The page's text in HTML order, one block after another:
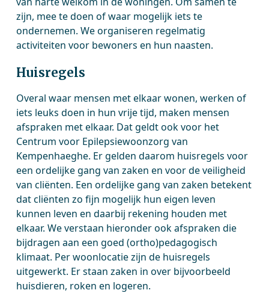
zijn, mee te doen of waar mogelijk iets te
ondernemen. We organiseren regelmatig
activiteiten voor bewoners en hun naasten.
Huisregels
Overal waar mensen met elkaar wonen, werken of
iets leuks doen in hun vrije tijd, maken mensen
afspraken met elkaar. Dat geldt ook voor het
Centrum voor Epilepsiewoonzorg van
Kempenhaeghe. Er gelden daarom huisregels voor
een ordelijke gang van zaken en voor de veiligheid
van cliënten. Een ordelijke gang van zaken betekent
dat cliënten zo fijn mogelijk hun eigen leven
kunnen leven en daarbij rekening houden met
elkaar. We verstaan hieronder ook afspraken die
bijdragen aan een goed (ortho)pedagogisch
klimaat. Per woonlocatie zijn de huisregels
uitgewerkt. Er staan zaken in over bijvoorbeeld
huisdieren, roken en logeren.